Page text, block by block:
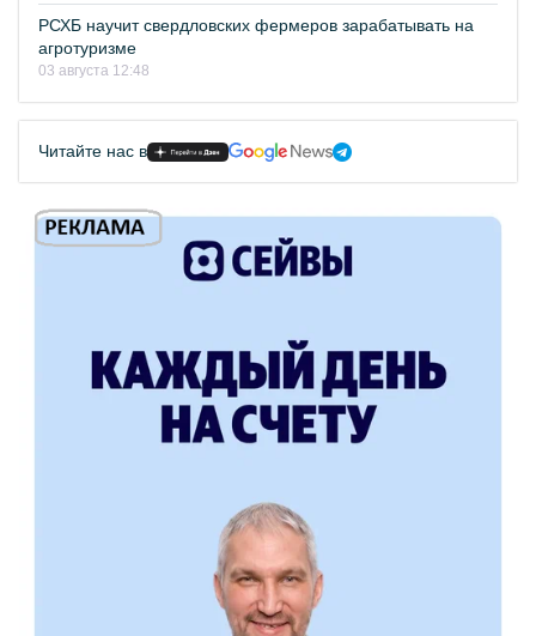
РСХБ научит свердловских фермеров зарабатывать на
агротуризме
03 августа 12:48
Читайте нас в